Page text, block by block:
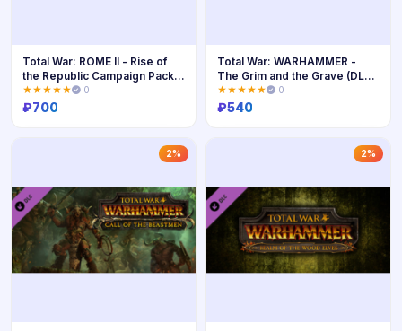
Total War: ROME II - Rise of
the Republic Campaign Pack
КЛЮЧ
★★★★★ 0
₽700
Total War: WARHAMMER -
The Grim and the Grave (DLC)
КЛЮЧ
★★★★★ 0
₽540
2% 2%